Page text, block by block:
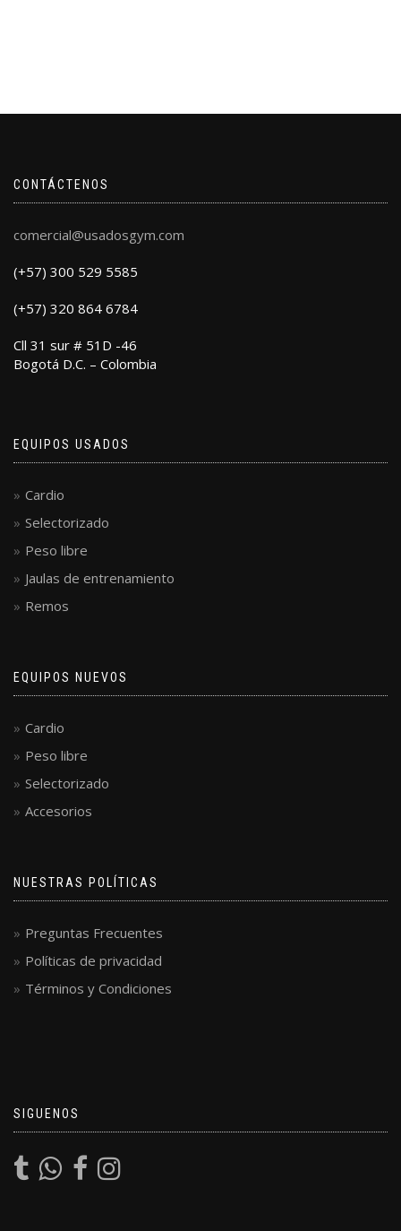
CONTÁCTENOS
comercial@usadosgym.com
(+57) 300 529 5585
(+57) 320 864 6784
Cll 31 sur # 51D -46
Bogotá D.C. – Colombia
EQUIPOS USADOS
Cardio
Selectorizado
Peso libre
Jaulas de entrenamiento
Remos
EQUIPOS NUEVOS
Cardio
Peso libre
Selectorizado
Accesorios
NUESTRAS POLÍTICAS
Preguntas Frecuentes
Políticas de privacidad
Términos y Condiciones
SIGUENOS